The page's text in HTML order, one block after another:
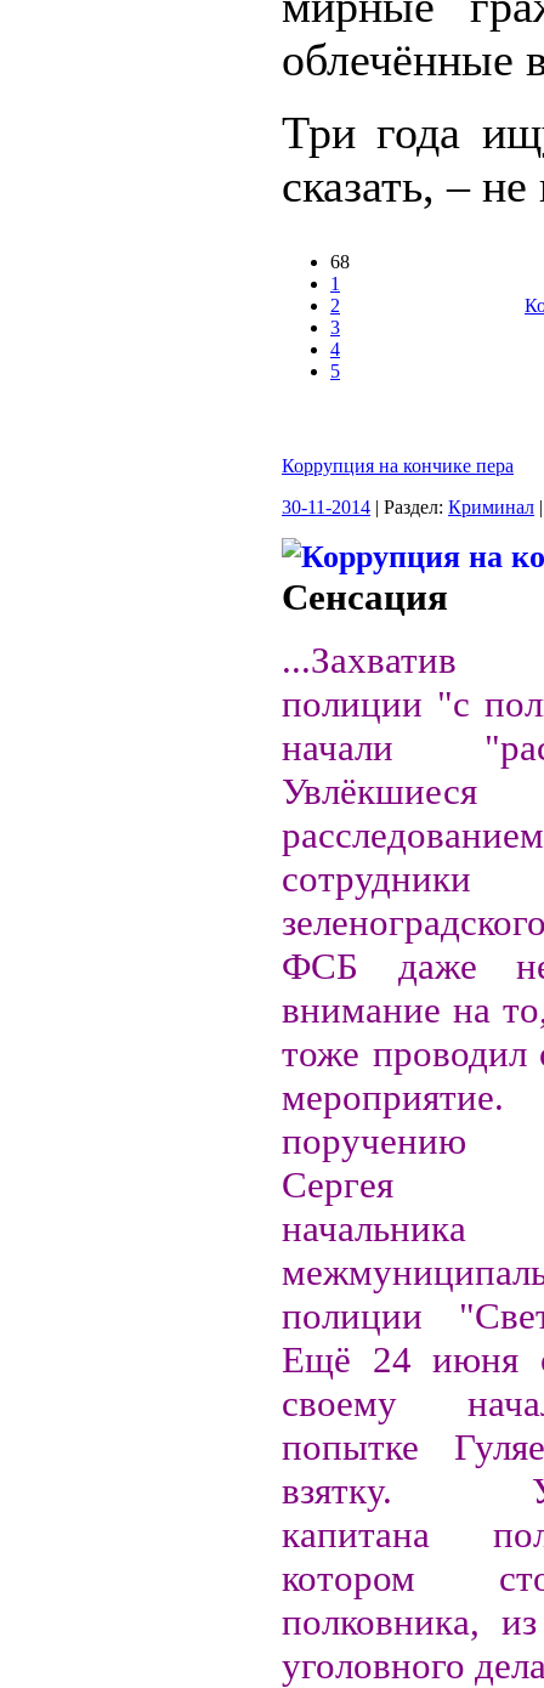
облечённые
Три года
сказать, –
68
1
2
3
4
5
Коррупция на кончике пера
30-11-2014 | Раздел: Криминал
Сенсация
...Захватив
полиции "с
начали
Увлёкшиеся
сотрудники
ФСБ даже
внимание на
тоже проводил
поручению
Сергея
начальника
полиции
Ещё 24 июня
своему
попытке
взятку.
капитана
котором
полковника,
уголовного